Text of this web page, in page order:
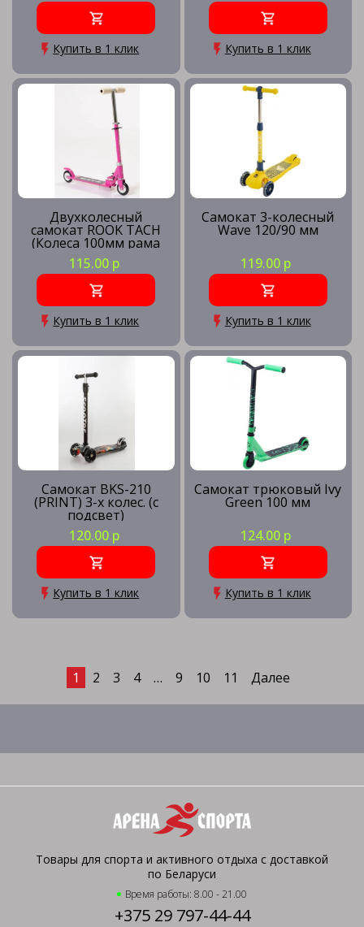
Купить в 1 клик Купить в 1 клик
Двухколесный
самокат ROOK TACH
(Колеса 100мм рама
ALU)
115.00 р
Купить в 1 клик
Самокат 3-колесный
Wave 120/90 мм
119.00 р
Купить в 1 клик
Самокат BKS-210
(PRINT) 3-х колес. (с
подсвет)
120.00 р
Купить в 1 клик
Самокат трюковый Ivy
Green 100 мм
124.00 р
Купить в 1 клик
1 2 3 4 … 9 10 11 Далее
Товары для спорта и активного отдыха с доставкой
по Беларуси
Время работы: 8.00 - 21.00
+375 29 797-44-44